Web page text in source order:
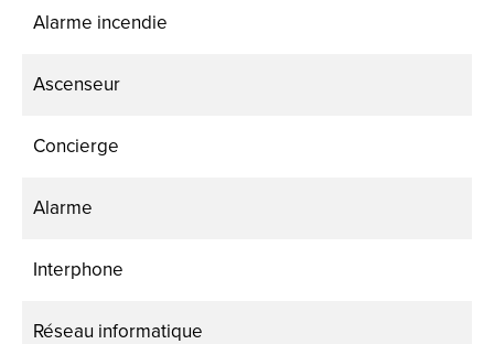
Alarme incendie
Ascenseur
Concierge
Alarme
Interphone
Réseau informatique